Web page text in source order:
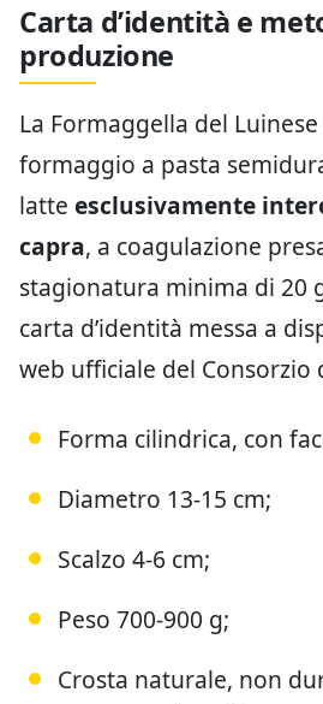
Carta d’identità e
produzione
La Formaggella del Luinese
formaggio a pasta
latte esclusivamente
capra, a coagulazione
stagionatura minima di 20
carta d’identità messa a
web ufficiale del Consorzio
Forma cilindrica, con
Diametro 13-15 cm;
Scalzo 4-6 cm;
Peso 700-900 g;
Crosta naturale, non